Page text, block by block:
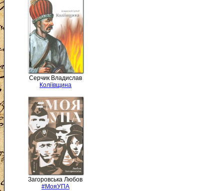
Серчик Владислав
Коліївщина
Загоровська Любов
#МояУПА